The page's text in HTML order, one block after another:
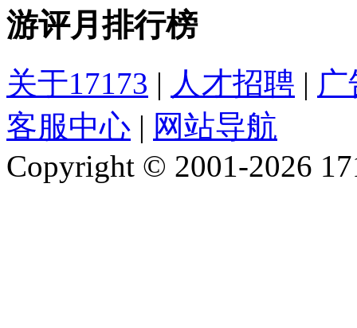
游评月排行榜
关于17173 | 人才招聘 |
客服中心 | 网站导航
Copyright © 2001-2026